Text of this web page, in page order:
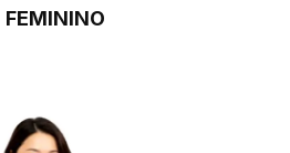
FEMININO